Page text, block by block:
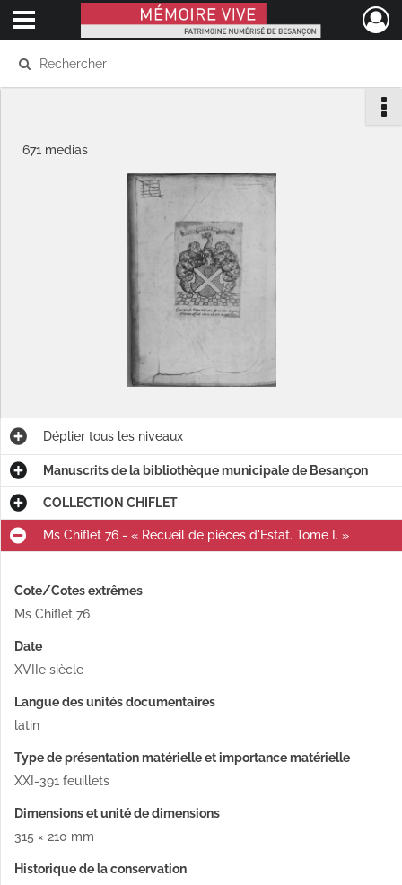
Mémoire Vive patrimoine numérisé de Besançon
Ouvrir le menu déroulant
671 medias
Déplier tous les niveaux
Manuscrits de la bibliothèque municipale de Besançon
COLLECTION CHIFLET
Ms Chiflet 76 - « Recueil de pièces d'Estat. Tome I. »
Cote/Cotes extrêmes
Ms Chiflet 76
Date
XVIIe siècle
Langue des unités documentaires
latin
Type de présentation matérielle et importance matérielle
XXI-391 feuillets
Dimensions et unité de dimensions
315 × 210 mm
Historique de la conservation